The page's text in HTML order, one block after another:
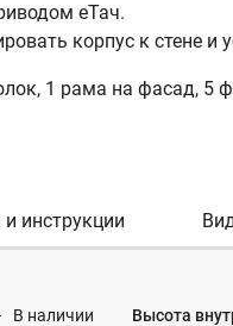
еТач.
корпус к стене и
1 рама на фасад, 5
инструкции
В наличии Высота